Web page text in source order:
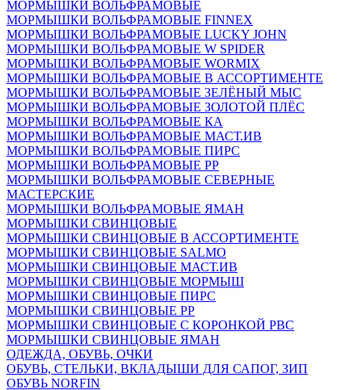
МОРМЫШКИ ВОЛЬФРАМОВЫЕ
МОРМЫШКИ ВОЛЬФРАМОВЫЕ FINNEX
МОРМЫШКИ ВОЛЬФРАМОВЫЕ LUCKY JOHN
МОРМЫШКИ ВОЛЬФРАМОВЫЕ W SPIDER
МОРМЫШКИ ВОЛЬФРАМОВЫЕ WORMIX
МОРМЫШКИ ВОЛЬФРАМОВЫЕ В АССОРТИМЕНТЕ
МОРМЫШКИ ВОЛЬФРАМОВЫЕ ЗЕЛЁНЫЙ МЫС
МОРМЫШКИ ВОЛЬФРАМОВЫЕ ЗОЛОТОЙ ПЛЁС
МОРМЫШКИ ВОЛЬФРАМОВЫЕ КА
МОРМЫШКИ ВОЛЬФРАМОВЫЕ МАСТ.ИВ
МОРМЫШКИ ВОЛЬФРАМОВЫЕ ПИРС
МОРМЫШКИ ВОЛЬФРАМОВЫЕ РР
МОРМЫШКИ ВОЛЬФРАМОВЫЕ СЕВЕРНЫЕ
МАСТЕРСКИЕ
МОРМЫШКИ ВОЛЬФРАМОВЫЕ ЯМАН
МОРМЫШКИ СВИНЦОВЫЕ
МОРМЫШКИ СВИНЦОВЫЕ В АССОРТИМЕНТЕ
МОРМЫШКИ СВИНЦОВЫЕ SALMO
МОРМЫШКИ СВИНЦОВЫЕ МАСТ.ИВ
МОРМЫШКИ СВИНЦОВЫЕ МОРМЫШ
МОРМЫШКИ СВИНЦОВЫЕ ПИРС
МОРМЫШКИ СВИНЦОВЫЕ РР
МОРМЫШКИ СВИНЦОВЫЕ С КОРОНКОЙ РВС
МОРМЫШКИ СВИНЦОВЫЕ ЯМАН
ОДЕЖДА, ОБУВЬ, ОЧКИ
ОБУВЬ, СТЕЛЬКИ, ВКЛАДЫШИ ДЛЯ САПОГ, ЗИП
ОБУВЬ NORFIN